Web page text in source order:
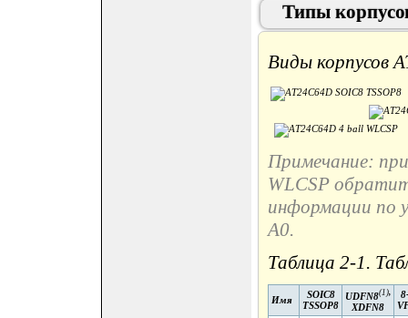
Типы
Виды корпусов
Примечание:
WLCSP
информации по
A0.
Таблица 2-1.
Имя
SOIC8
TSSOP8
UDFN8(1),
XDFN8